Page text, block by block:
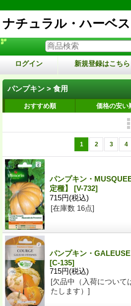
ナチュラル・ハーベス
ログイン 新規登録はこちら
パンプキン > 食用
おすすめ順 価格の安い
1 2 3 4
パンプキン・
定種】 [V-732]
715円(税込)
[在庫数 16点]
パンプキン・GALEUSE
[C-135]
715円(税込)
[欠品中（入荷について
たします）]